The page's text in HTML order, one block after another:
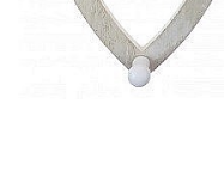
Barci, vapoare,